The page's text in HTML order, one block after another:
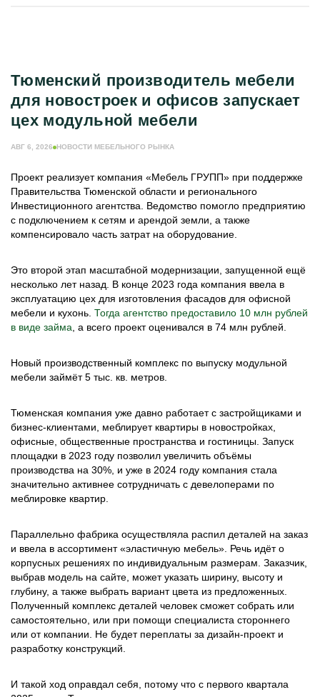
Тюменский производитель мебели
для новостроек и офисов запускает
цех модульной мебели
АВГ 6, 2026 НОВОСТИ МЕБЕЛЬНОГО РЫНКА
Проект реализует компания «Мебель ГРУПП» при поддержке
Правительства Тюменской области и регионального
Инвестиционного агентства. Ведомство помогло предприятию
с подключением к сетям и арендой земли, а также
компенсировало часть затрат на оборудование.
Это второй этап масштабной модернизации, запущенной ещё
несколько лет назад. В конце 2023 года компания ввела в
эксплуатацию цех для изготовления фасадов для офисной
мебели и кухонь. Тогда агентство предоставило 10 млн рублей
в виде займа, а всего проект оценивался в 74 млн рублей.
Новый производственный комплекс по выпуску модульной
мебели займёт 5 тыс. кв. метров.
Тюменская компания уже давно работает с застройщиками и
бизнес-клиентами, меблирует квартиры в новостройках,
офисные, общественные пространства и гостиницы. Запуск
площадки в 2023 году позволил увеличить объёмы
производства на 30%, и уже в 2024 году компания стала
значительно активнее сотрудничать с девелоперами по
меблировке квартир.
Параллельно фабрика осуществляла распил деталей на заказ
и ввела в ассортимент «эластичную мебель». Речь идёт о
корпусных решениях по индивидуальным размерам. Заказчик,
выбрав модель на сайте, может указать ширину, высоту и
глубину, а также выбрать вариант цвета из предложенных.
Полученный комплекс деталей человек сможет собрать или
самостоятельно, или при помощи специалиста стороннего
или от компании. Не будет переплаты за дизайн-проект и
разработку конструкций.
И такой ход оправдал себя, потому что с первого квартала